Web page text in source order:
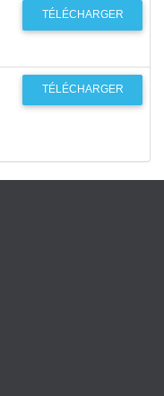
TÉLÉCHARGER
TÉLÉCHARGER